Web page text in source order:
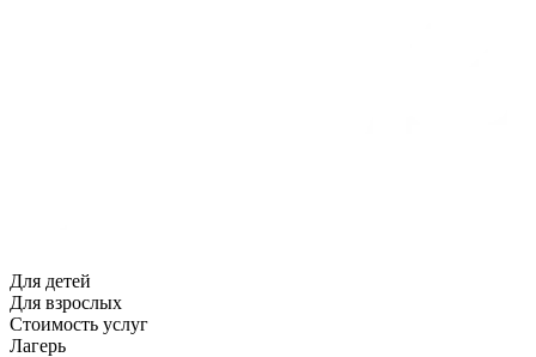
Для детей
Для взрослых
Стоимость услуг
Лагерь